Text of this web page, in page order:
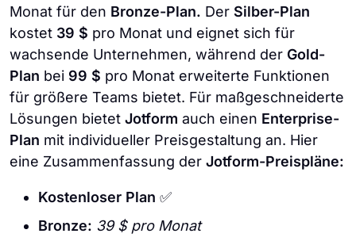
Monat für den Bronze-Plan. Der Silber-Plan
kostet 39 $ pro Monat und eignet sich für
wachsende Unternehmen, während der Gold-
Plan bei 99 $ pro Monat erweiterte Funktionen
für größere Teams bietet. Für maßgeschneiderte
Lösungen bietet Jotform auch einen Enterprise-
Plan mit individueller Preisgestaltung an. Hier
eine Zusammenfassung der Jotform-Preispläne:
Kostenloser Plan ✅
Bronze: 39 $ pro Monat